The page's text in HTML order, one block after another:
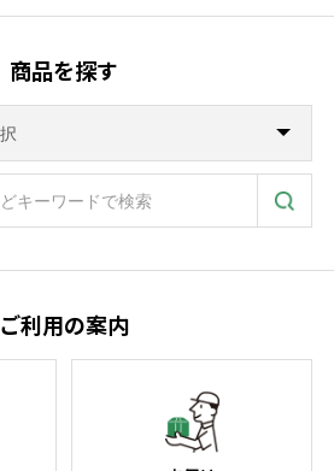
商品を探す
ご利用の案内